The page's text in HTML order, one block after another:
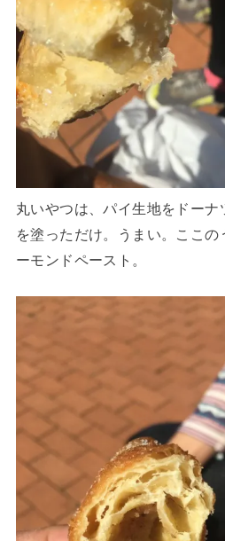
丸いやつは、パイ生地をドーナ
を塗っただけ。うまい。ここ
ーモンドペースト。